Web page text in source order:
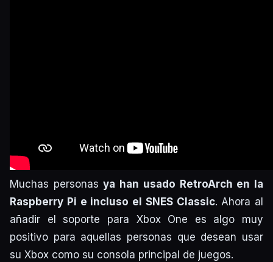
Muchas personasya han usado RetroArch en la
Raspberry Pi e incluso el SNES Classic. Ahora al
añadir el soporte para Xbox One es algo muy
positivo para aquellas personas que desean usar
su Xbox como su consola principal de juegos.